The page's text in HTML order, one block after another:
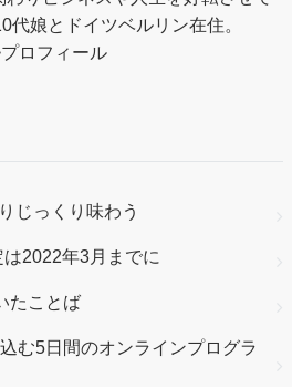
代娘とドイツベルリン在住。
プロフィール
じっくり味わう
2022年3月までに
たことば
む5日間のオンラインプログラ